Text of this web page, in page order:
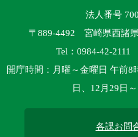
法人番号
〒889-4492 宮崎県西諸
Tel：0984-42-2111
開庁時間：月曜～金曜日 午前8
日、12月29日
各課お問